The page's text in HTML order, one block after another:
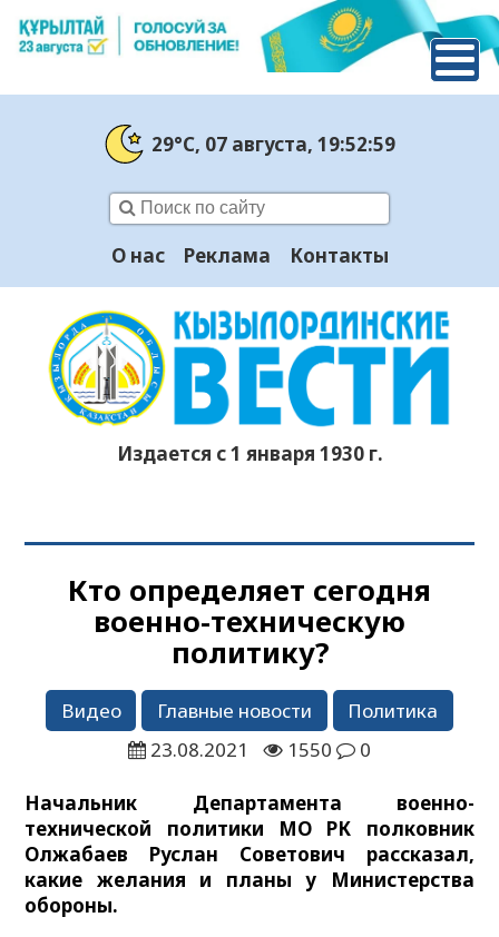
29°C, 07 августа, 19:53:00
О нас Реклама Контакты
Издается с 1 января 1930 г.
Кто определяет сегодня
военно-техническую
политику?
Видео Главные новости
Политика
23.08.2021
1550 0
Начальник Департамента военно-
технической политики МО РК полковник
Олжабаев Руслан Советович рассказал,
какие желания и планы у Министерства
обороны.